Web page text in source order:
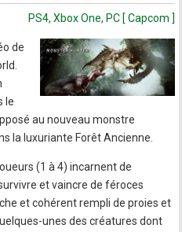
PS4, Xbox One, PC [ Capcom ]
de
le
au nouveau monstre
la luxuriante Forêt Ancienne.
(1 à 4) incarnent de
et vaincre de féroces
et cohérent rempli de proies et
unes des créatures dont